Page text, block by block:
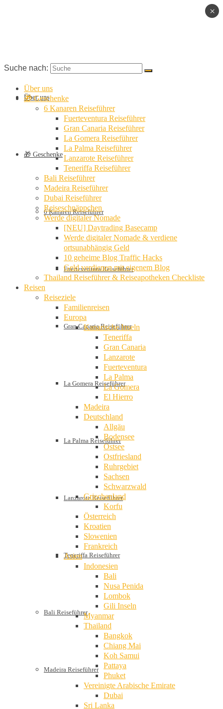
Über uns
🎁 Geschenke
6 Kanaren Reiseführer
Fuerteventura Reiseführer
Gran Canaria Reiseführer
La Gomera Reiseführer
La Palma Reiseführer
Lanzarote Reiseführer
Teneriffa Reiseführer
Bali Reiseführer
Madeira Reiseführer
Suche nach:
Über uns
🎁 Geschenke
6 Kanaren Reiseführer
Fuerteventura Reiseführer
Gran Canaria Reiseführer
La Gomera Reiseführer
La Palma Reiseführer
Lanzarote Reiseführer
Teneriffa Reiseführer
Bali Reiseführer
Madeira Reiseführer
Dubai Reiseführer
Reiseschnäppchen
Werde digitaler Nomade
[NEU] Daytrading Basecamp
Werde digitaler Nomade & verdiene
ortsunabhängig Geld
10 geheime Blog Traffic Hacks
Geld verdienen mit eigenem Blog
Thailand Reiseführer & Reiseapotheken Checkliste
Reisen
Reiseziele
Familienreisen
Europa
Kanarische Inseln
Teneriffa
Gran Canaria
Lanzarote
Fuerteventura
La Palma
La Gomera
El Hierro
Madeira
Deutschland
Allgäu
Bodensee
Ostsee
Ostfriesland
Ruhrgebiet
Sachsen
Schwarzwald
Griechenland
Korfu
Österreich
Kroatien
Slowenien
Frankreich
Asien
Indonesien
Bali
Nusa Penida
Lombok
Gili Inseln
Myanmar
Thailand
Bangkok
Chiang Mai
Koh Samui
Pattaya
Phuket
Vereinigte Arabische Emirate
Dubai
Sri Lanka
×